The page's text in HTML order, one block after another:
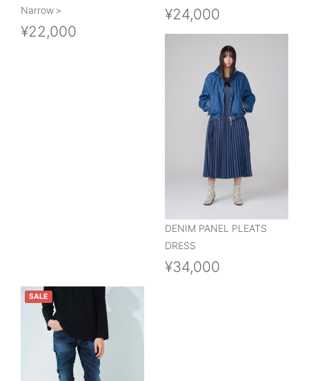
Narrow＞
¥22,000
¥24,000
DENIM PANEL PLEATS
DRESS
¥34,000
SALE